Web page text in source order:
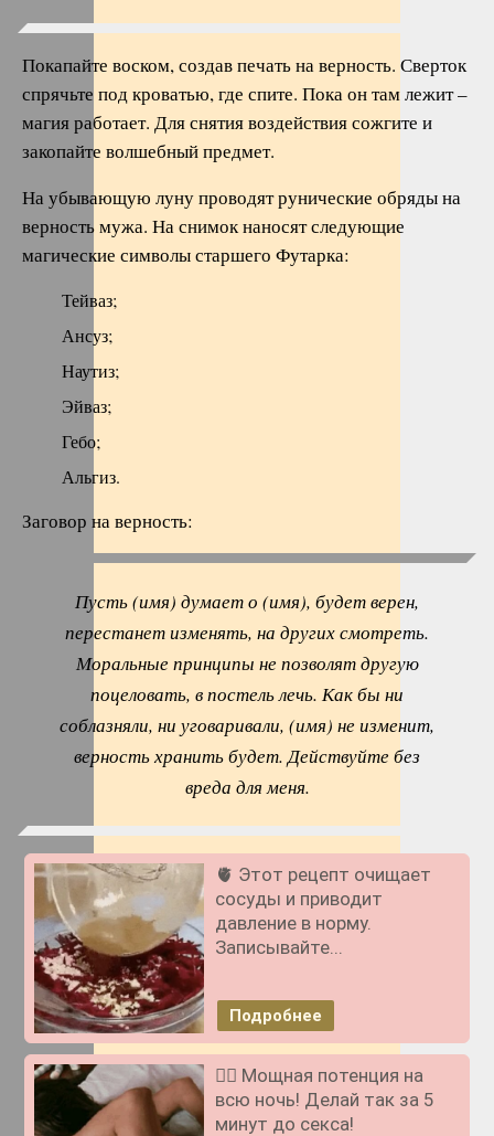
Покапайте воском, создав печать на верность. Сверток
спрячьте под кроватью, где спите. Пока он там лежит –
магия работает. Для снятия воздействия сожгите и
закопайте волшебный предмет.
На убывающую луну проводят рунические обряды на
верность мужа. На снимок наносят следующие
магические символы старшего Футарка:
Тейваз;
Ансуз;
Наутиз;
Эйваз;
Гебо;
Альгиз.
Заговор на верность:
Пусть (имя) думает о (имя), будет верен,
перестанет изменять, на других смотреть.
Моральные принципы не позволят другую
поцеловать, в постель лечь. Как бы ни
соблазняли, ни уговаривали, (имя) не изменит,
верность хранить будет. Действуйте без
вреда для меня.
🫀 Этот рецепт очищает
сосуды и приводит
давление в норму.
Записывайте...
Подробнее
❤️‍🔥 Мощная потенция на
всю ночь! Делай так за 5
минут до секса!